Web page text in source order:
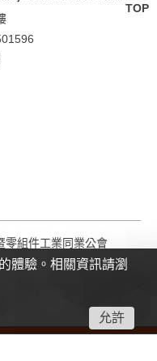
組件工業同業公會
TOP
體驗。相關資訊請瀏
允許